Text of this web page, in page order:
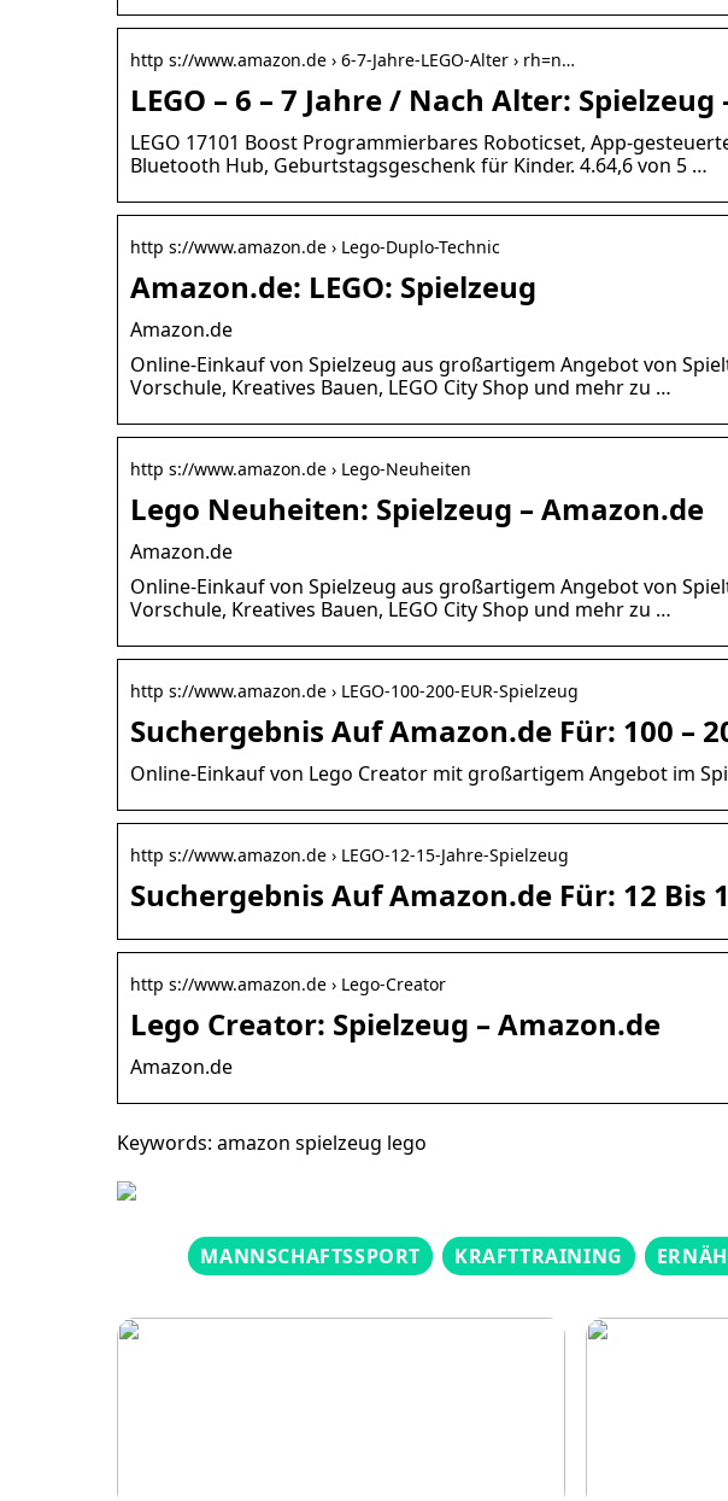
http s://www.amazon.de › 6-7-Jahre-LEGO-Alter › rh=n…
LEGO – 6 – 7 Jahre / Nach Alter: Spielzeug
LEGO 17101 Boost Programmierbares Roboticset, App-
Bluetooth Hub, Geburtstagsgeschenk für Kinder. 4.64,6 von 5 …
http s://www.amazon.de › Lego-Duplo-Technic
Amazon.de: LEGO: Spielzeug
Amazon.de
Online-Einkauf von Spielzeug aus großartigem Angebot von
Vorschule, Kreatives Bauen, LEGO City Shop und mehr zu …
http s://www.amazon.de › Lego-Neuheiten
Lego Neuheiten: Spielzeug – Amazon.de
Amazon.de
Online-Einkauf von Spielzeug aus großartigem Angebot von
Vorschule, Kreatives Bauen, LEGO City Shop und mehr zu …
http s://www.amazon.de › LEGO-100-200-EUR-Spielzeug
Suchergebnis Auf Amazon.de Für: 100 –
Online-Einkauf von Lego Creator mit großartigem Angebot im
http s://www.amazon.de › LEGO-12-15-Jahre-Spielzeug
Suchergebnis Auf Amazon.de Für: 12 Bis
http s://www.amazon.de › Lego-Creator
Lego Creator: Spielzeug – Amazon.de
Amazon.de
Keywords: amazon spielzeug lego
MANNSCHAFTSSPORT KRAFTTRAINING